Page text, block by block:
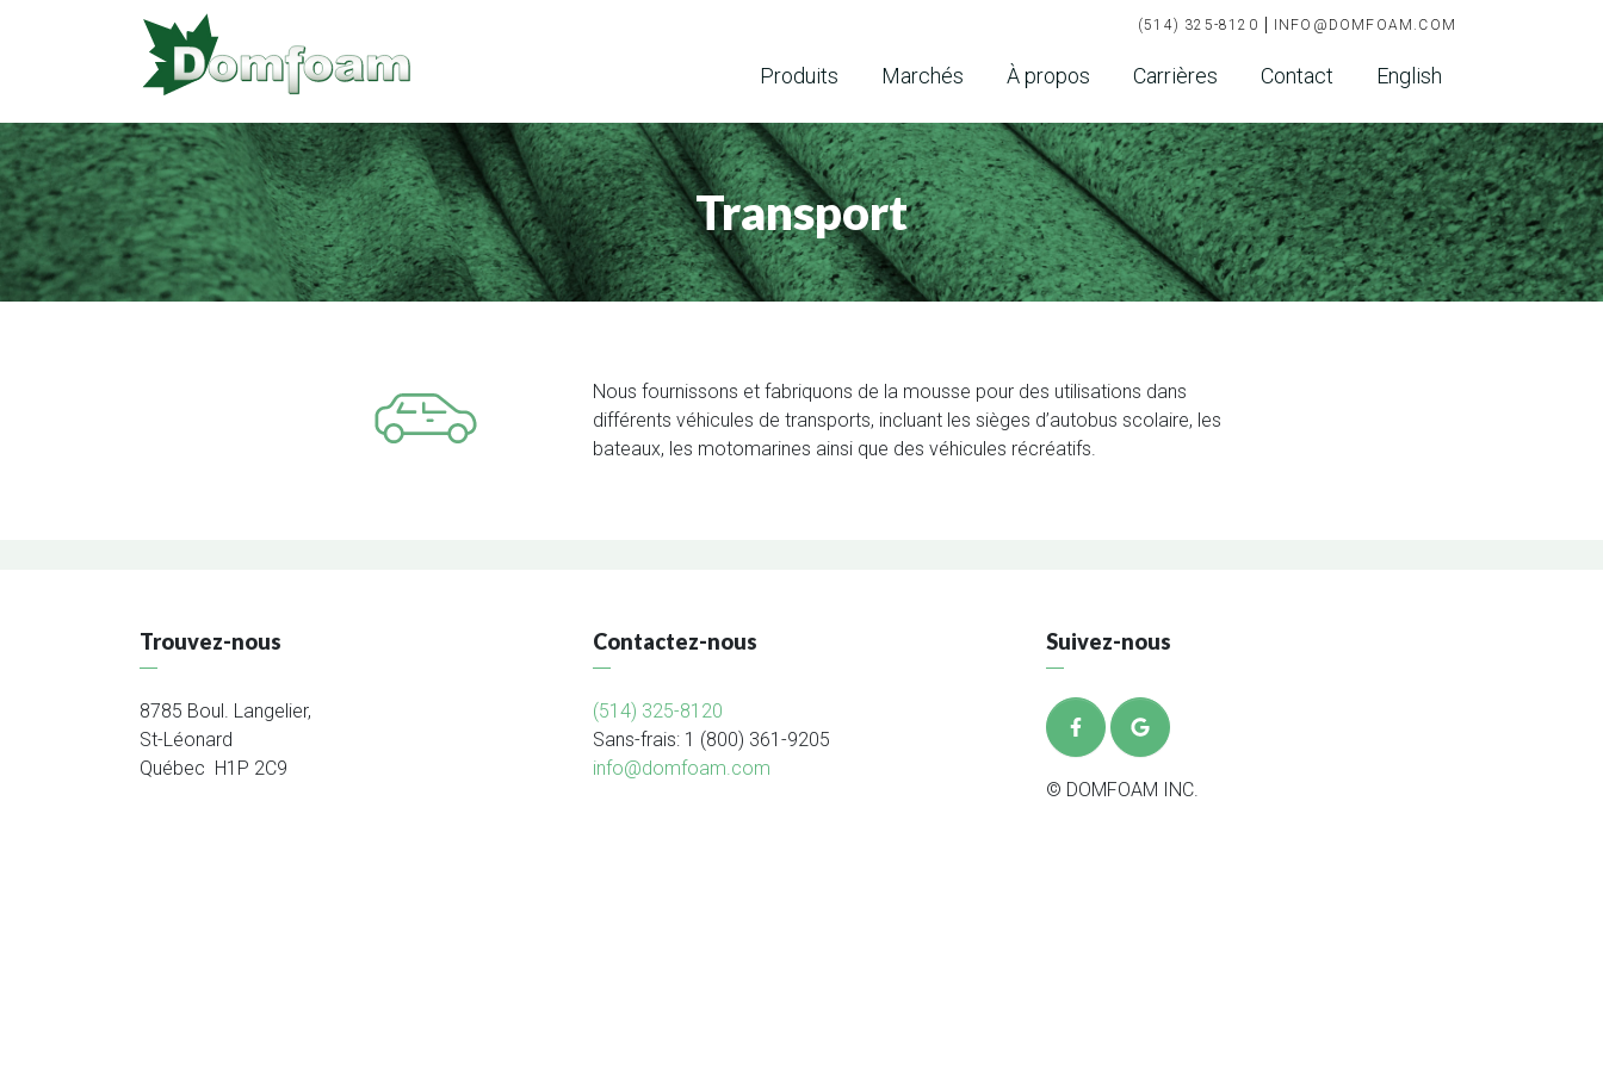
(514) 325-8120 INFO@DOMFOAM.COM
Produits Marchés À propos Carrières Contact English
Transport
Nous fournissons et fabriquons de la mousse pour des utilisations dans
différents véhicules de transports, incluant les sièges d’autobus scolaire, les
bateaux, les motomarines ainsi que des véhicules récréatifs.
Trouvez-nous
8785 Boul. Langelier,
St-Léonard
Québec H1P 2C9
Contactez-nous
(514) 325-8120
Sans-frais: 1 (800) 361-9205
info@domfoam.com
Suivez-nous
© DOMFOAM INC.